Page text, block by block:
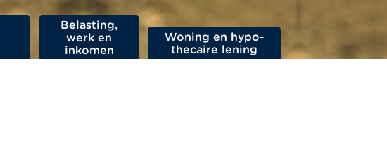
Belasting,
werk en
inkomen
Woning en hypo­
thecaire lening